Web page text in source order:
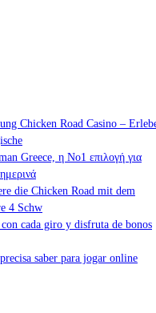
Chicken Road Casino –
Greece, η Νο1 επιλογή για
die Chicken Road mit dem
4 Schw
cada giro y disfruta de bonos
saber para jogar online